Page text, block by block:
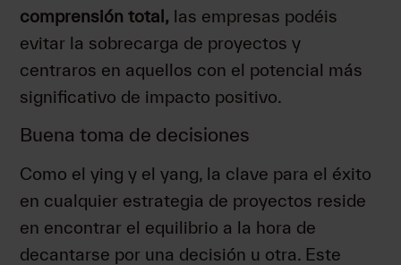
comprensión total, las empresas podéis
evitar la sobrecarga de proyectos y
centraros en aquellos con el potencial más
significativo de impacto positivo.
Buena toma de decisiones
Como el ying y el yang, la clave para el éxito
en cualquier estrategia de proyectos reside
en encontrar el equilibrio a la hora de
decantarse por una decisión u otra. Este